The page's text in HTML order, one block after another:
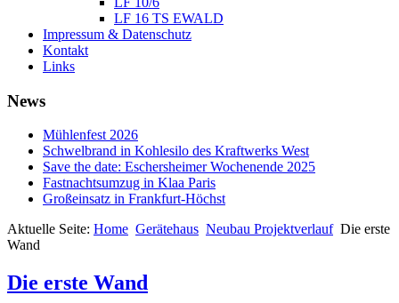
LF 16 TS EWALD
Impressum & Datenschutz
Kontakt
Links
News
Mühlenfest 2026
Schwelbrand in Kohlesilo des Kraftwerks West
Save the date: Eschersheimer Wochenende 2025
Fastnachtsumzug in Klaa Paris
Großeinsatz in Frankfurt-Höchst
Aktuelle Seite: Home Gerätehaus Neubau Projektverlauf Die erste
Wand
Die erste Wand